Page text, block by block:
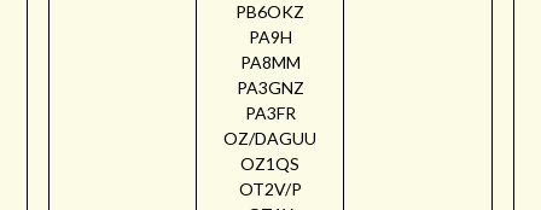
PB6OKZ
PA9H
PA8MM
PA3GNZ
PA3FR
OZ/DAGUU
OZ1QS
OT2V/P